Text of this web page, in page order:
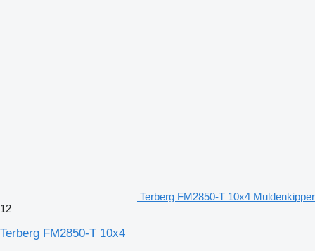
Terberg FM2850-T 10x4 Muldenkipper
12
Terberg FM2850-T 10x4